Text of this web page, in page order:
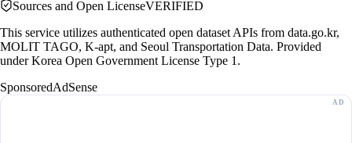
Sources and Open LicenseVERIFIED
This service utilizes authenticated open dataset APIs from data.go.kr,
MOLIT TAGO, K-apt, and Seoul Transportation Data. Provided
under Korea Open Government License Type 1.
SponsoredAdSense